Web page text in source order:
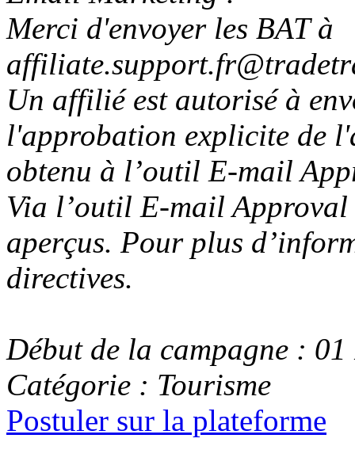
Merci d'envoyer les BAT à
Un affilié est autorisé à
l'approbation explicite de
obtenu à l’outil E-mail
Via l’outil E-mail Approval
aperçus. Pour plus
directives.
Début de la campagne :
Catégorie : Tourisme
Postuler sur la plateforme